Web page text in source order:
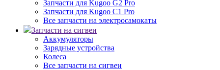
Запчасти для Kugoo G2 Pro
Запчасти для Kugoo C1 Pro
Все запчасти на электросамокаты
Запчасти на сигвеи
Аккумуляторы
Зарядные устройства
Колеса
Все запчасти на сигвеи